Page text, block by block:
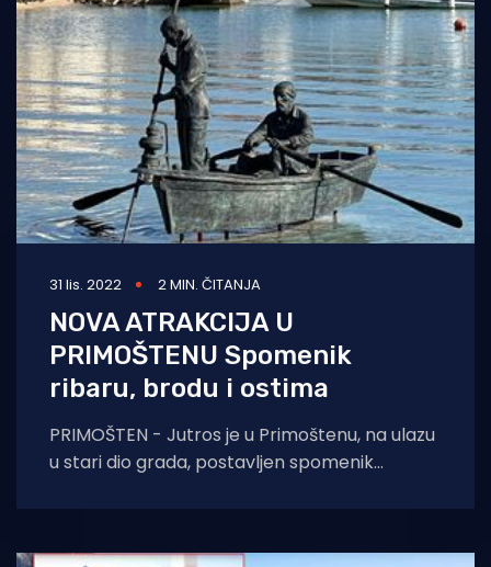
31 lis. 2022 2 MIN. ČITANJA
NOVA ATRAKCIJA U
PRIMOŠTENU Spomenik
ribaru, brodu i ostima
PRIMOŠTEN - Jutros je u Primoštenu, na ulazu
u stari dio grada, postavljen spomenik